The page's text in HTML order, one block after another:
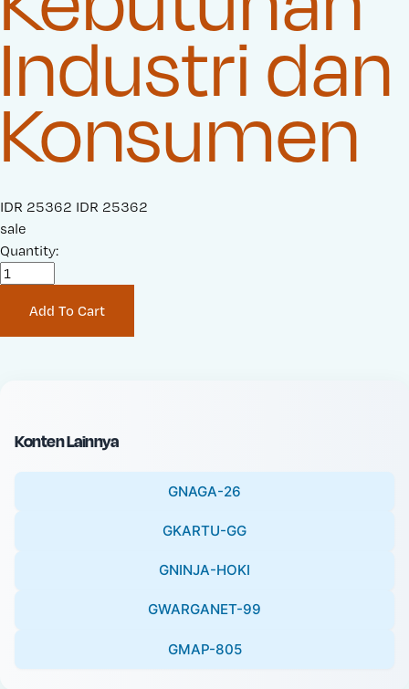
Industri dan
Konsumen
S
a
l
e
i
IDR 25362 O
n
a
c
e
IDR 25362
sale
Quantity:
Add To Cart
Konten Lainnya
GNAGA-26
GKARTU-GG
GNINJA-HOKI
GWARGANET-99
GMAP-805